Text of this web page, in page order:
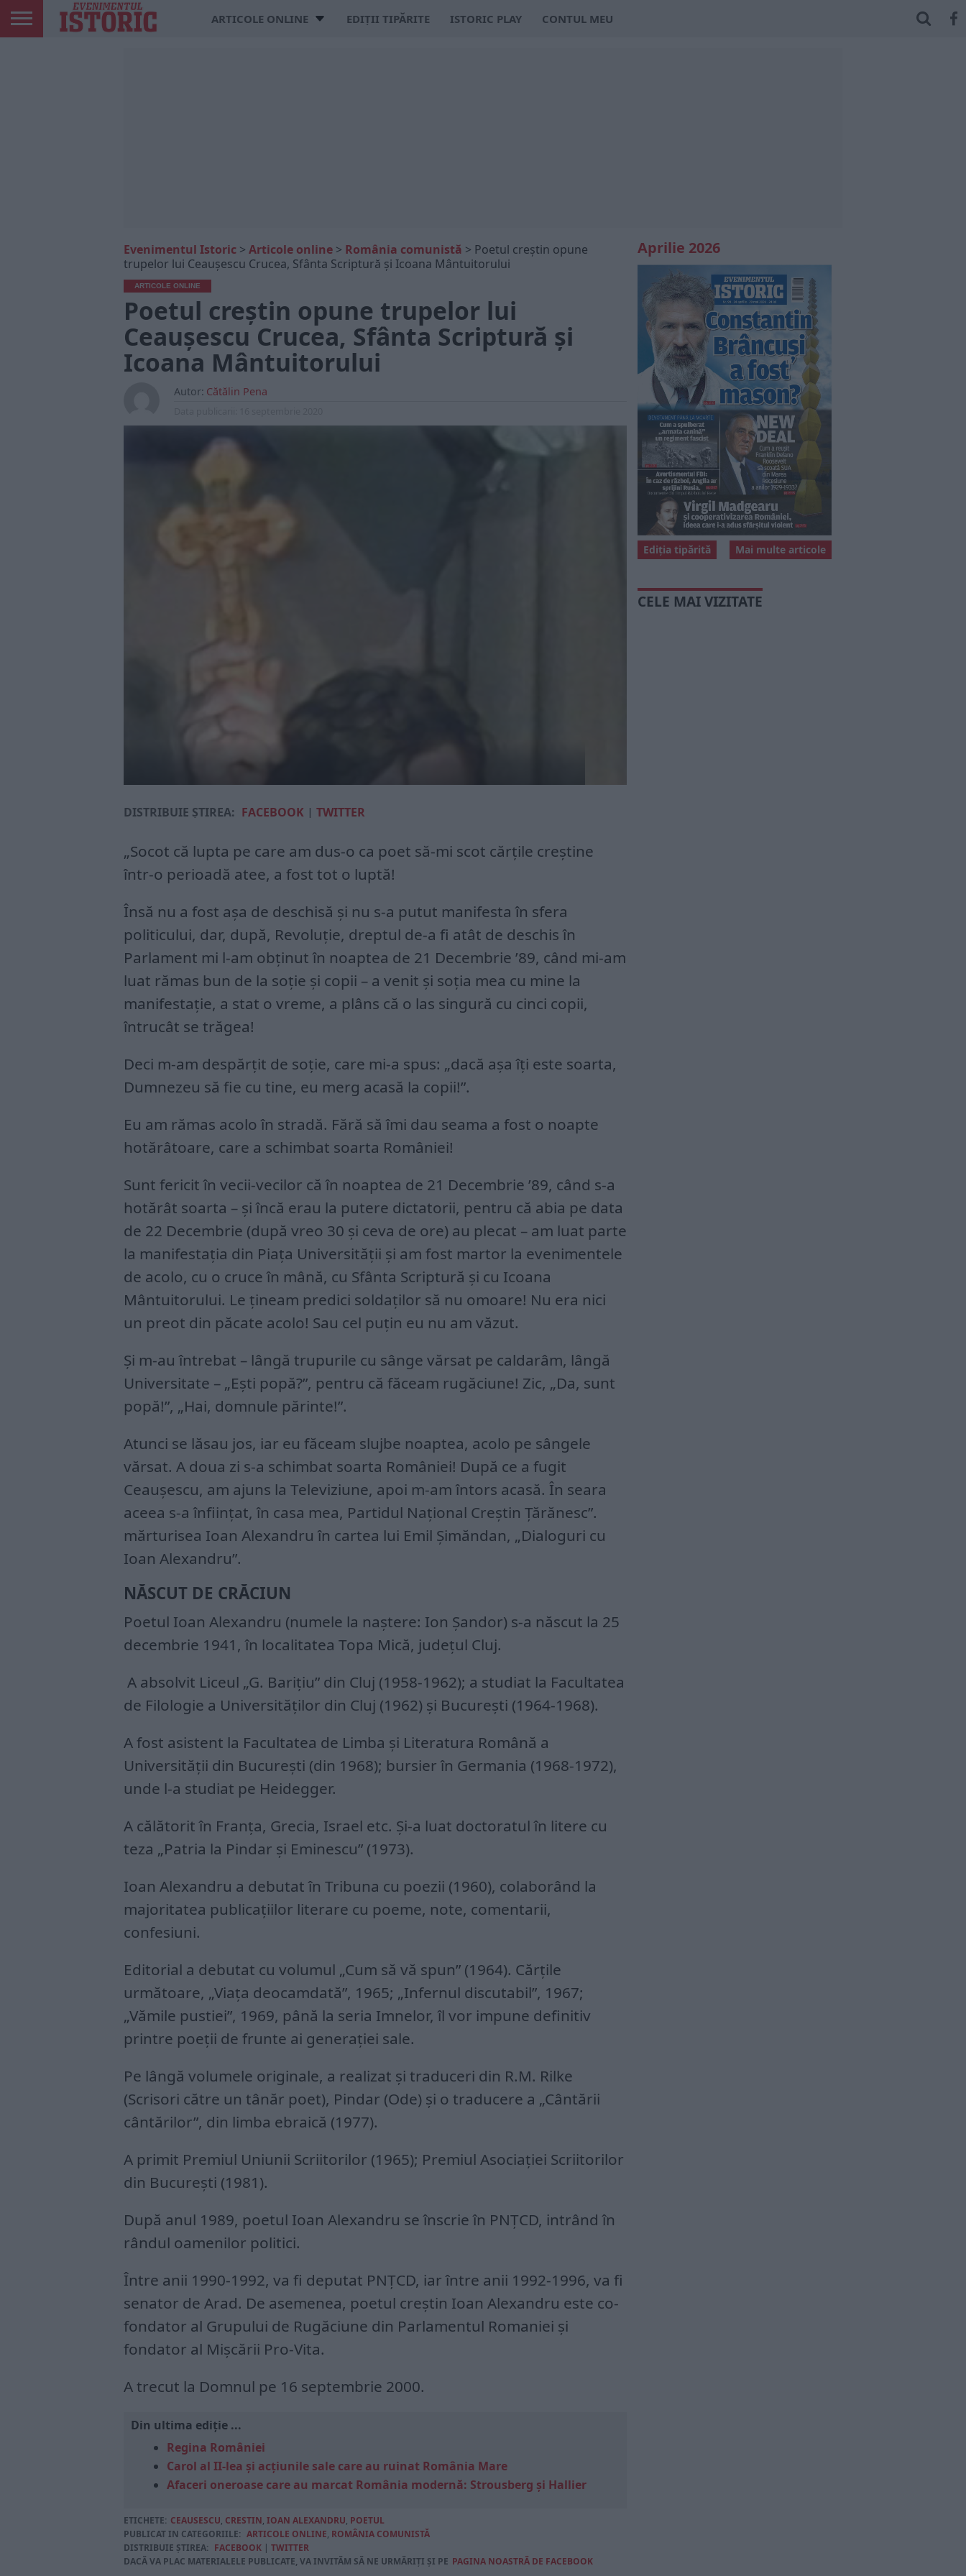
ARTICOLE ONLINE EDIȚII TIPĂRITE ISTORIC PLAY CONTUL MEU
Evenimentul Istoric > Articole online > România comunistă > Poetul creștin opune
trupelor lui Ceaușescu Crucea, Sfânta Scriptură și Icoana Mântuitorului
ARTICOLE ONLINE
Poetul creștin opune trupelor lui
Ceaușescu Crucea, Sfânta Scriptură și
Icoana Mântuitorului
Autor: Cătălin Pena
DISTRIBUIE ȘTIREA: FACEBOOK | TWITTER
„Socot că lupta pe care am dus-o ca poet să-mi scot cărțile creștine
într-o perioadă atee, a fost tot o luptă!
Însă nu a fost așa de deschisă și nu s-a putut manifesta în sfera
politicului, dar, după, Revoluție, dreptul de-a fi atât de deschis în
Parlament mi l-am obținut în noaptea de 21 Decembrie ’89, când mi-am
luat rămas bun de la soție și copii – a venit și soția mea cu mine la
manifestație, a stat o vreme, a plâns că o las singură cu cinci copii,
întrucât se trăgea!
Deci m-am despărțit de soție, care mi-a spus: „dacă așa îți este soarta,
Dumnezeu să fie cu tine, eu merg acasă la copii!”.
Eu am rămas acolo în stradă. Fără să îmi dau seama a fost o noapte
hotărâtoare, care a schimbat soarta României!
Sunt fericit în vecii-vecilor că în noaptea de 21 Decembrie ’89, când s-a
hotărât soarta – și încă erau la putere dictatorii, pentru că abia pe data
de 22 Decembrie (după vreo 30 și ceva de ore) au plecat – am luat parte
la manifestația din Piața Universității și am fost martor la evenimentele
de acolo, cu o cruce în mână, cu Sfânta Scriptură și cu Icoana
Mântuitorului. Le țineam predici soldaților să nu omoare! Nu era nici
un preot din păcate acolo! Sau cel puțin eu nu am văzut.
Și m-au întrebat – lângă trupurile cu sânge vărsat pe caldarâm, lângă
Universitate – „Ești popă?”, pentru că făceam rugăciune! Zic, „Da, sunt
popă!”, „Hai, domnule părinte!”.
Atunci se lăsau jos, iar eu făceam slujbe noaptea, acolo pe sângele
vărsat. A doua zi s-a schimbat soarta României! După ce a fugit
Ceaușescu, am ajuns la Televiziune, apoi m-am întors acasă. În seara
aceea s-a înființat, în casa mea, Partidul Național Creștin Țărănesc”.
mărturisea Ioan Alexandru în cartea lui Emil Șimăndan, „Dialoguri cu
Ioan Alexandru”.
NĂSCUT DE CRĂCIUN
Poetul Ioan Alexandru (numele la naştere: Ion Şandor) s-a născut la 25
decembrie 1941, în localitatea Topa Mică, judeţul Cluj.
A absolvit Liceul „G. Bariţiu” din Cluj (1958-1962); a studiat la Facultatea
de Filologie a Universităţilor din Cluj (1962) şi Bucureşti (1964-1968).
A fost asistent la Facultatea de Limba şi Literatura Română a
Universităţii din Bucureşti (din 1968); bursier în Germania (1968-1972),
unde l-a studiat pe Heidegger.
A călătorit în Franţa, Grecia, Israel etc. Şi-a luat doctoratul în litere cu
teza „Patria la Pindar şi Eminescu” (1973).
Ioan Alexandru a debutat în Tribuna cu poezii (1960), colaborând la
majoritatea publicaţiilor literare cu poeme, note, comentarii,
confesiuni.
Editorial a debutat cu volumul „Cum să vă spun” (1964). Cărţile
următoare, „Viaţa deocamdată”, 1965; „Infernul discutabil”, 1967;
„Vămile pustiei”, 1969, până la seria Imnelor, îl vor impune definitiv
printre poeţii de frunte ai generaţiei sale.
Pe lângă volumele originale, a realizat şi traduceri din R.M. Rilke
(Scrisori către un tânăr poet), Pindar (Ode) şi o traducere a „Cântării
cântărilor”, din limba ebraică (1977).
A primit Premiul Uniunii Scriitorilor (1965); Premiul Asociaţiei Scriitorilor
din Bucureşti (1981).
După anul 1989, poetul Ioan Alexandru se înscrie în PNŢCD, intrând în
rândul oamenilor politici.
Între anii 1990-1992, va fi deputat PNŢCD, iar între anii 1992-1996, va fi
senator de Arad. De asemenea, poetul creştin Ioan Alexandru este co-
fondator al Grupului de Rugăciune din Parlamentul Romaniei şi
fondator al Mişcării Pro-Vita.
A trecut la Domnul pe 16 septembrie 2000.
Din ultima ediție ...
Regina României
Carol al II-lea și acțiunile sale care au ruinat România Mare
Afaceri oneroase care au marcat România modernă: Strousberg și Hallier
ETICHETE: CEAUSESCU, CRESTIN, IOAN ALEXANDRU, POETUL
PUBLICAT IN CATEGORIILE: ARTICOLE ONLINE, ROMÂNIA COMUNISTĂ
DISTRIBUIE ȘTIREA: FACEBOOK | TWITTER
DACĂ VA PLAC MATERIALELE PUBLICATE, VA INVITĂM SĂ NE URMĂRIȚI ȘI PE PAGINA NOASTRĂ DE FACEBOOK
Aprilie 2026
Mai multe articole
Ediția tipărită
CELE MAI VIZITATE